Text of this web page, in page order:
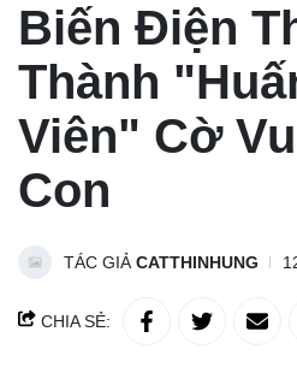
Biến Điện
Thành
Viên" Cờ
Con
TÁC GIẢCATTHINHUNG
CHIA SẺ: